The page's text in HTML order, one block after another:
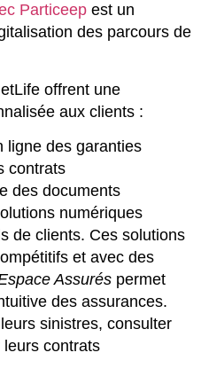
Particeep est un
des parcours de
offrent une
aux clients :
ligne des garanties
contrats
des documents
numériques
de clients. Ces solutions
et avec des
Assurés permet
des assurances.
sinistres, consulter
leurs contrats